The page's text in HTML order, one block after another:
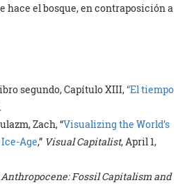
hace el bosque, en contraposición a
segundo, Capítulo XIII,“El tiempo
Zach, “Visualizing the World’s
Age,” Visual Capitalist, April 1,
Fossil Capitalism and